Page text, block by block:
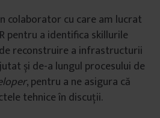
colaborator cu care am lucrat
pentru a identifica skillurile
reconstruire a infrastructurii
și de-a lungul procesului de
, pentru a ne asigura că
tehnice în discuții.